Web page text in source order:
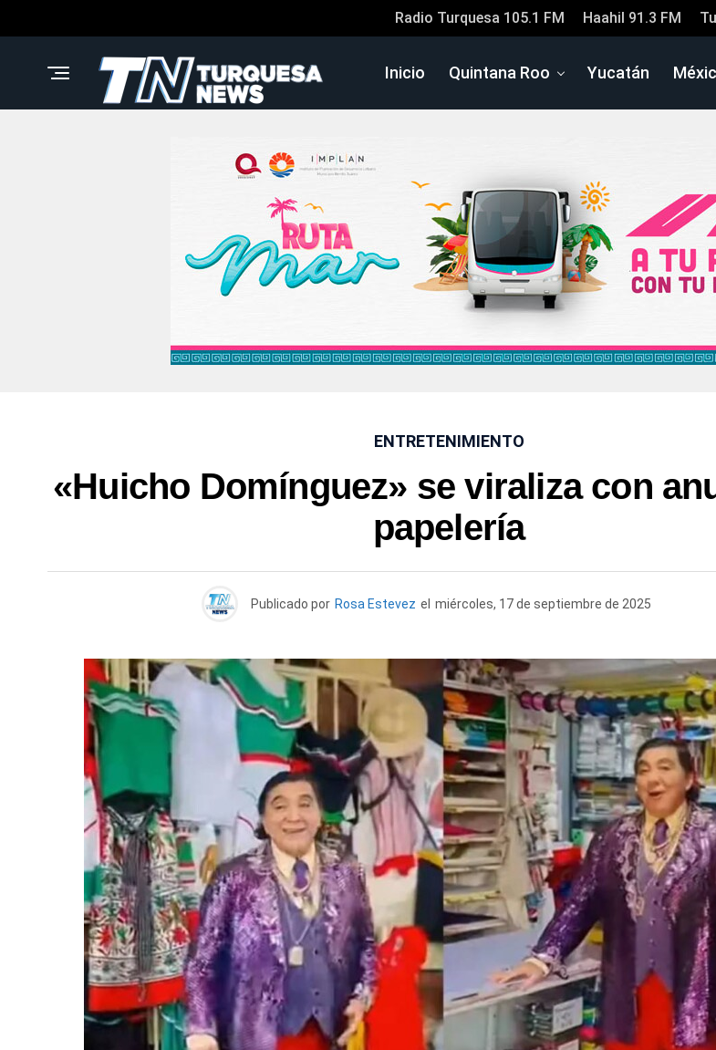
Radio Turquesa 105.1 FM Haahil 91.3 FM
Inicio Quintana Roo Yucatán
ENTRETENIMIENTO
«Huicho Domínguez» se viraliza con
papelería
Publicado por Rosa Estevez el miércoles, 17 de septiembre de 2025